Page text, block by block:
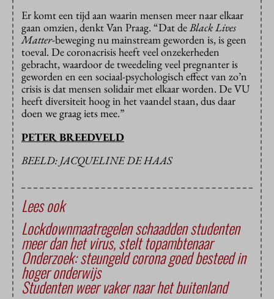
Er komt een tijd aan waarin mensen meer naar elkaar
gaan omzien, denkt Van Praag. “Dat deBlack Lives
Matter-beweging nu mainstream geworden is, is geen
toeval. De coronacrisis heeft veel onzekerheden
gebracht, waardoor de tweedeling veel pregnanter is
geworden en een sociaal-psychologisch effect van zo’n
crisis is dat mensen solidair met elkaar worden. De VU
heeft diversiteit hoog in het vaandel staan, dus daar
doen we graag iets mee.”
PETER BREEDVELD
BEELD: JACQUELINE DE HAAS
Lees ook
Lockdownmaatregelen schaadden studenten
meer dan het virus, stelt topambtenaar
Onderzoek: steungeld corona goed besteed in
hoger onderwijs
Studenten weer vaker naar het buitenland